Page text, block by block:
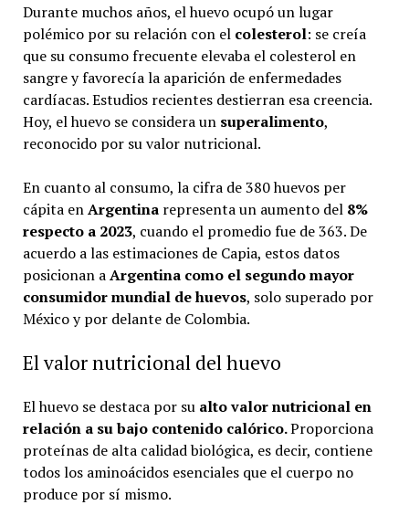
Durante muchos años, el huevo ocupó un lugar
polémico por su relación con el colesterol: se creía
que su consumo frecuente elevaba el colesterol en
sangre y favorecía la aparición de enfermedades
cardíacas. Estudios recientes destierran esa creencia.
Hoy, el huevo se considera un superalimento,
reconocido por su valor nutricional.
En cuanto al consumo, la cifra de 380 huevos per
cápita enArgentina representa un aumento del 8%
respecto a 2023, cuando el promedio fue de 363. De
acuerdo a las estimaciones de Capia, estos datos
posicionan aArgentina como el segundo mayor
consumidor mundial de huevos, solo superado por
México y por delante de Colombia.
El valor nutricional del huevo
El huevo se destaca por su alto valor nutricional en
relación a su bajo contenido calórico.Proporciona
proteínas de alta calidad biológica, es decir, contiene
todos los aminoácidos esenciales que el cuerpo no
produce por sí mismo.